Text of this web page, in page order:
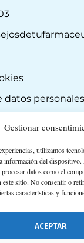
Gestionar
utilizamos
información del dispositivo.
datos como el
este sitio. No consentir o
características y
ACEPTAR
datos